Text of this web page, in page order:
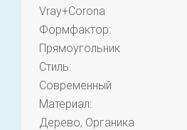
Vray+Corona
Формфактор:
Прямоугольник
Стиль:
Современный
Материал:
Дерево, Органика